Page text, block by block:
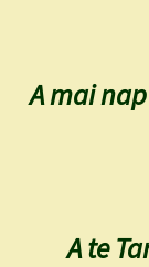
A mai
A te